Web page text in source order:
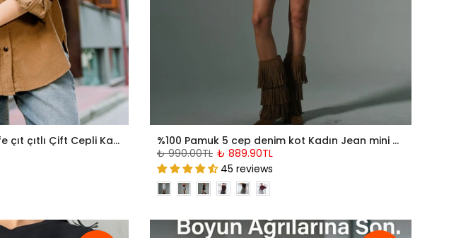
%100 Pamuk 21 fitilli kadife çıt çıtlı Çift Cepli Kadın Oval Gömlek @Trieste
%100 Pamuk 5 cep denim kot Kadın Jean mini etek @Latina
₺ 990.00TL ₺ 889.90TL
45 reviews